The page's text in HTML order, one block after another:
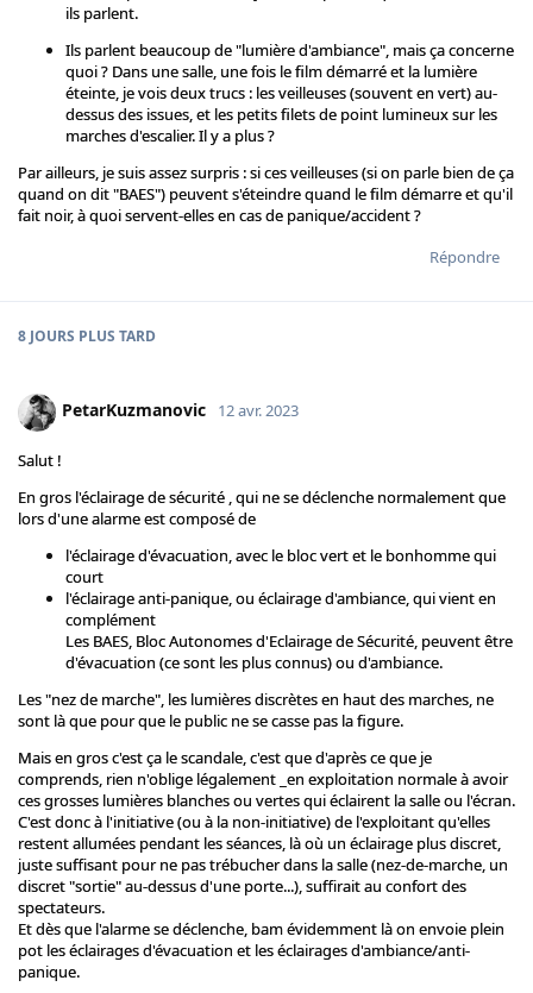
ils parlent.
Ils parlent beaucoup de "lumière d'ambiance", mais ça concerne
quoi ? Dans une salle, une fois le film démarré et la lumière
éteinte, je vois deux trucs : les veilleuses (souvent en vert) au-
dessus des issues, et les petits filets de point lumineux sur les
marches d'escalier. Il y a plus ?
Par ailleurs, je suis assez surpris : si ces veilleuses (si on parle bien de ça
quand on dit "BAES") peuvent s'éteindre quand le film démarre et qu'il
fait noir, à quoi servent-elles en cas de panique/accident ?
Répondre
8 JOURS PLUS TARD
PetarKuzmanovic 12 avr. 2023
Salut !
En gros l'éclairage de sécurité , qui ne se déclenche normalement que
lors d'une alarme est composé de
l'éclairage d'évacuation, avec le bloc vert et le bonhomme qui
court
l'éclairage anti-panique, ou éclairage d'ambiance, qui vient en
complément
Les BAES, Bloc Autonomes d'Eclairage de Sécurité, peuvent être
d'évacuation (ce sont les plus connus) ou d'ambiance.
Les "nez de marche", les lumières discrètes en haut des marches, ne
sont là que pour que le public ne se casse pas la figure.
Mais en gros c'est ça le scandale, c'est que d'après ce que je
comprends, rien n'oblige légalement _en exploitation normale à avoir
ces grosses lumières blanches ou vertes qui éclairent la salle ou l'écran.
C'est donc à l'initiative (ou à la non-initiative) de l'exploitant qu'elles
restent allumées pendant les séances, là où un éclairage plus discret,
juste suffisant pour ne pas trébucher dans la salle (nez-de-marche, un
discret "sortie" au-dessus d'une porte...), suffirait au confort des
spectateurs.
Et dès que l'alarme se déclenche, bam évidemment là on envoie plein
pot les éclairages d'évacuation et les éclairages d'ambiance/anti-
panique.